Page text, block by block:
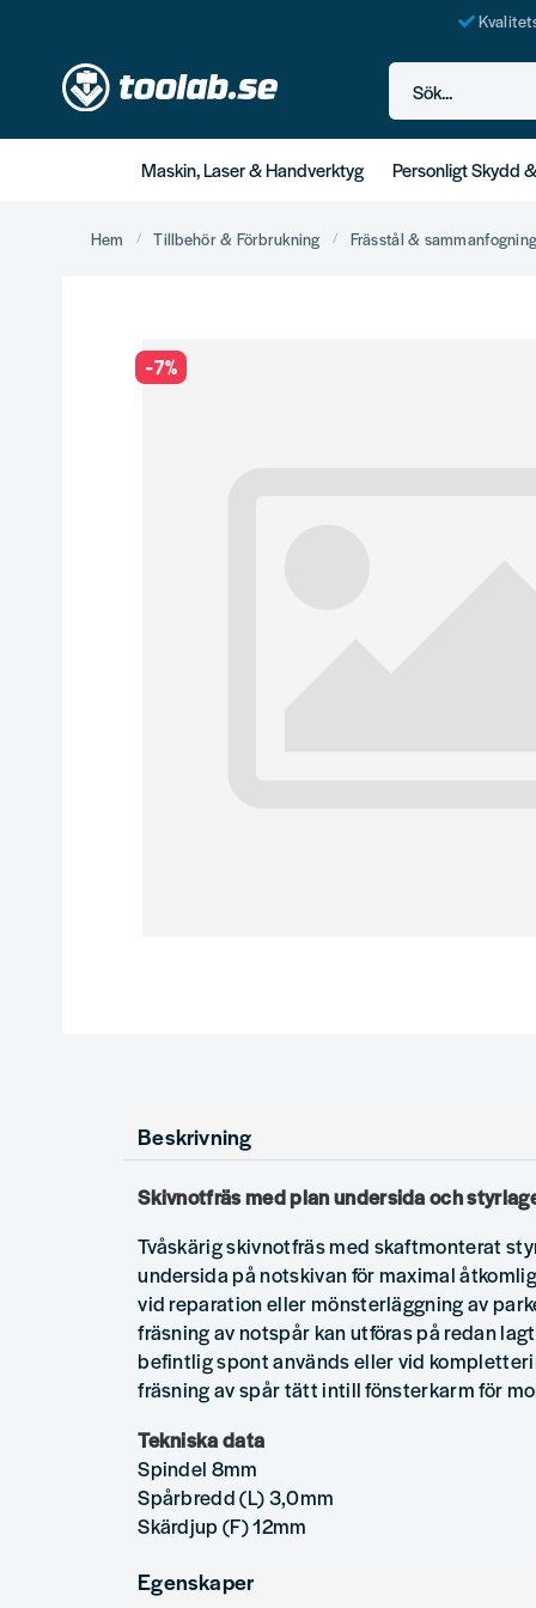
Sök...
Maskin, Laser & Handverktyg Personligt Skydd
Hem Tillbehör & Förbrukning Frässtål & sammanfogning
-7%
Beskrivning
Skivnotfräs med plan undersida och
Tvåskärig skivnotfräs med skaftmonterat
undersida på notskivan för maximal
vid reparation eller mönsterläggning av
fräsning av notspår kan utföras på redan
befintlig spont används eller vid
fräsning av spår tätt intill fönsterkarm för
Tekniska data
Spindel 8mm
Spårbredd (L) 3,0mm
Skärdjup (F) 12mm
Egenskaper